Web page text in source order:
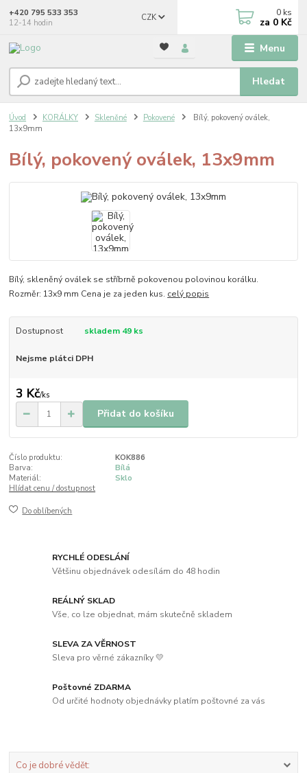
Menu
CZK
Hledat
+420 795 533 353
12-14 hodin
0 ks
za 0 Kč
Úvod KORÁLKY Skleněné Pokovené
Bílý, pokovený oválek,
13x9mm
Bílý, pokovený oválek, 13x9mm
Bílý, skleněný oválek se stříbrně pokovenou polovinou korálku.
Rozměr: 13x9 mm Cena je za jeden kus. celý popis
Dostupnost skladem 49 ks
Nejsme plátci DPH
3 Kč/ks
Přidat do košíku
Číslo produktu:
KOK886
Barva:
Bílá
Materiál:
Sklo
Hlídat cenu / dostupnost
Do oblíbených
RYCHLÉ ODESLÁNÍ
Většinu objednávek odesílám do 48 hodin
REÁLNÝ SKLAD
Vše, co lze objednat, mám skutečně skladem
SLEVA ZA VĚRNOST
Sleva pro věrné zákazníky 💛
Poštovné ZDARMA
Od určité hodnoty objednávky platím poštovné za vás
Co je dobré vědět: